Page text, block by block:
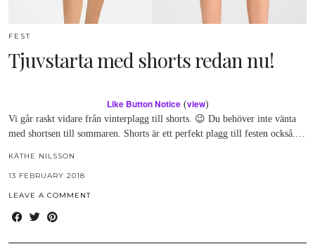
FEST
Tjuvstarta med shorts redan nu!
Like Button Notice(view)
Vi går raskt vidare från vinterplagg till shorts. 😉 Du behöver inte vänta
med shortsen till sommaren. Shorts är ett perfekt plagg till festen också.…
KÄTHE NILSSON
13 FEBRUARY 2018
LEAVE A COMMENT